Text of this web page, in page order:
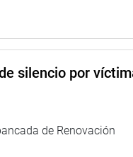
en este taller les
con importantes
taller fueron de San
Guzmán y Valle,
UTP, Universidad de
silencio por
de Renovación